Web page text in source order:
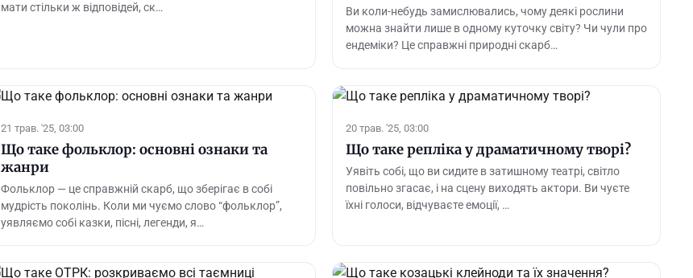
мати стільки ж відповідей, ск…
Ви коли-небудь замислювались, чому деякі рослини
можна знайти лише в одному куточку світу? Чи чули про
ендеміки? Це справжні природні скарб…
21 трав. '25, 03:00
Що таке фольклор: основні ознаки та
жанри
Фольклор — це справжній скарб, що зберігає в собі
мудрість поколінь. Коли ми чуємо слово “фольклор”,
уявляємо собі казки, пісні, легенди, я…
20 трав. '25, 03:00
Що таке репліка у драматичному творі?
Уявіть собі, що ви сидите в затишному театрі, світло
повільно згасає, і на сцену виходять актори. Ви чуєте
їхні голоси, відчуваєте емоції, …